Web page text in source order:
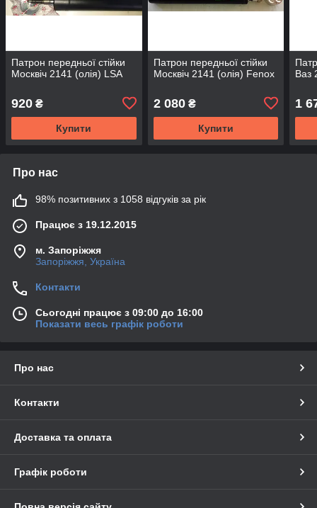
Патрон передньої стійки
Москвіч 2141 (олія) LSA
920 ₴
Купити
Патрон передньої стійки
Москвіч 2141 (олія) Fenox
2 080₴
Купити
Ваз
1
Про нас
98% позитивних з 1058 відгуків за рік
Працює з 19.12.2015
м. Запоріжжя
Запоріжжя, Україна
Контакти
Сьогодні працює з 09:00 до 16:00
Показати весь графік роботи
Про нас
Контакти
Доставка та оплата
Графік роботи